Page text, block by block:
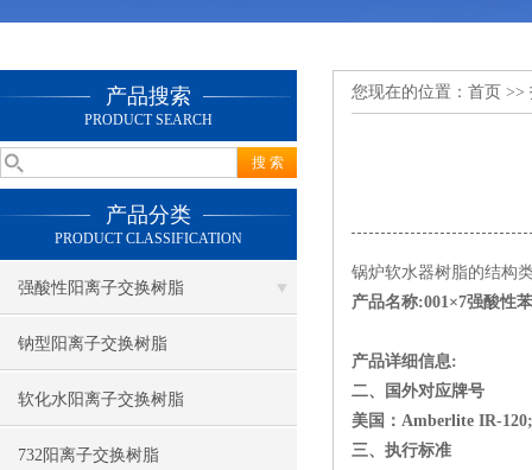
产品搜索
PRODUCT SEARCH
产品分类
PRODUCT CLASSIFICATION
强酸性阳离子交换树脂
钠型阳离子交换树脂
软化水阳离子交换树脂
732阳离子交换树脂
您现在的位置： 首页 >>
锅炉软水器树脂的结构
产品名称:001×7强酸性
产品详细信息:
二、国外对应牌号
美国： Amberlite IR-
三、执行标准